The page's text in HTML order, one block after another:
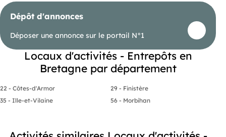
Dépôt d'annonces
Déposer une annonce sur le portail N°1
Locaux d'activités - Entrepôts en
Bretagne par département
22 - Côtes-d'Armor
29 - Finistère
35 - Ille-et-Vilaine
56 - Morbihan